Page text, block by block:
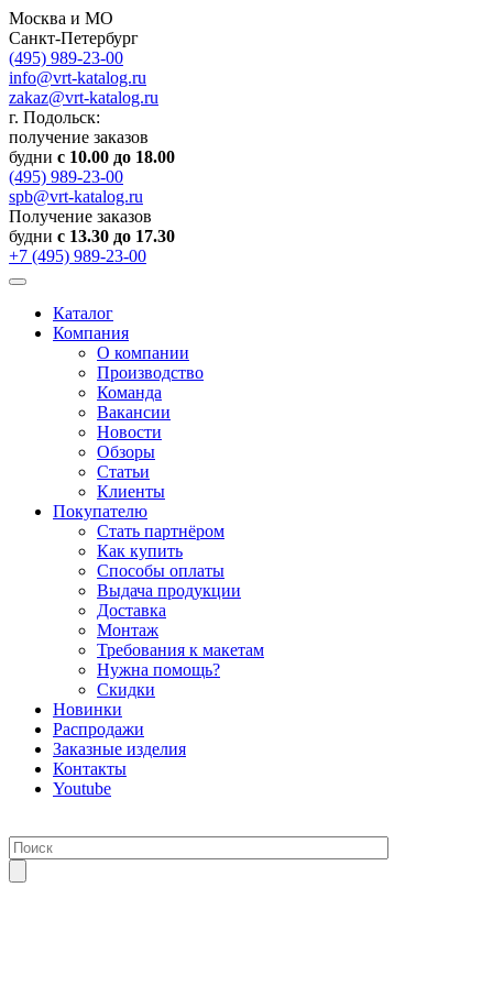
Москва и МО
Санкт-Петербург
(495) 989-23-00
info@vrt-katalog.ru
zakaz@vrt-katalog.ru
г. Подольск:
получение заказов
будни с 10.00 до 18.00
(495) 989-23-00
spb@vrt-katalog.ru
Получение заказов
будни с 13.30 до 17.30
+7 (495) 989-23-00
Каталог
Компания
О компании
Производство
Команда
Вакансии
Новости
Обзоры
Статьи
Клиенты
Покупателю
Стать партнёром
Как купить
Способы оплаты
Выдача продукции
Доставка
Монтаж
Требования к макетам
Нужна помощь?
Скидки
Новинки
Распродажи
Заказные изделия
Контакты
Youtube